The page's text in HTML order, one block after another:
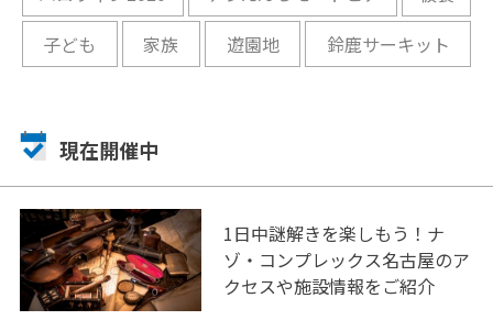
子ども
家族 遊園地 鈴鹿サーキット
現在開催中
1日中謎解きを楽しもう！ナ
ゾ・コンプレックス名古屋のア
クセスや施設情報をご紹介